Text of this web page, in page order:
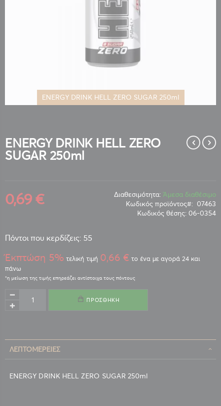
ENERGY DRINK HELL ZERO SUGAR 250ml
της
συλλογής
εικόνων
ENERGY DRINK HELL ZERO
SUGAR 250ml
0,69 € Διαθεσιμότητα: Άμεσα διαθέσιμο
Κωδικός προϊόντος
07463
Κωδικός θέσης: 06-0354
Πόντοι που κερδίζεις: 55
Έκπτώση 5% τελική τιμή 0,66 € το ένα με αγορά 24 και
πάνω
ΠΡΟΣΘΉΚΗ
ΛΕΠΤΟΜΈΡΕΙΕΣ
ENERGY DRINK HELL ZERO SUGAR 250ml